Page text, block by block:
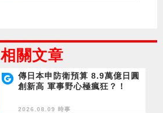
相關文章
傳日本申防衛預算 8.9萬億日圓
創新高 軍事野心極瘋狂？！
2026.08.09 時事